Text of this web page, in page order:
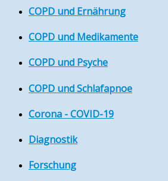
COPD und Ernährung
COPD und Medikamente
COPD und Psyche
COPD und Schlafapnoe
Corona - COVID-19
Diagnostik
Forschung